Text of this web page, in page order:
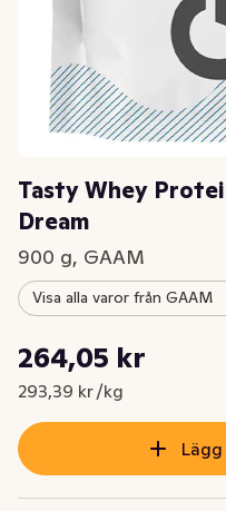
Tasty Whey
Dream
900 g, GAAM
Visa alla varor från GAAM
Nuvarande pris är: 264,05
264,05 kr
293,39 kr /kg
Styckpris: 293,39 kr /kg